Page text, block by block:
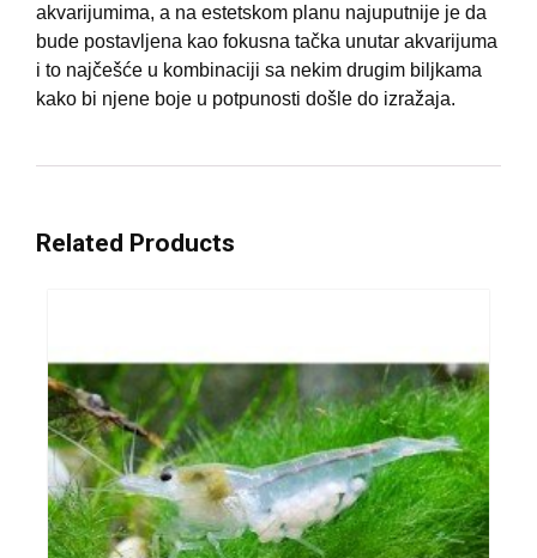
akvarijumima, a na estetskom planu najuputnije je da
bude postavljena kao fokusna tačka unutar akvarijuma
i to najčešće u kombinaciji sa nekim drugim biljkama
kako bi njene boje u potpunosti došle do izražaja.
Related Products